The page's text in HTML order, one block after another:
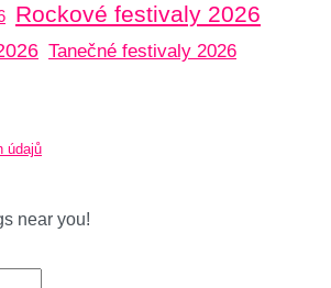
Rockové festivaly 2026
Tanečné festivaly 2026
údajů
near you!